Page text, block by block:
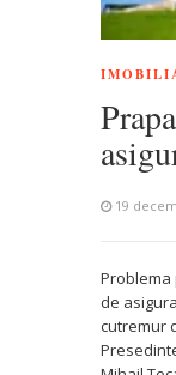
19
Problema
de
cutremur